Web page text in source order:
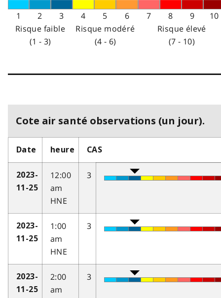
1 2 3 4 5 6 7 8 9
10
Risque faible
(1 - 3)
Risque modéré
(4 - 6)
Risque élevé
(7 - 10)
Cote air santé observations (un jour).
Date heure CAS
2023-
11-25
12:00
am
HNE
3
2023-
11-25
1:00
am
HNE
3
2023-
11-25
2:00
am
3